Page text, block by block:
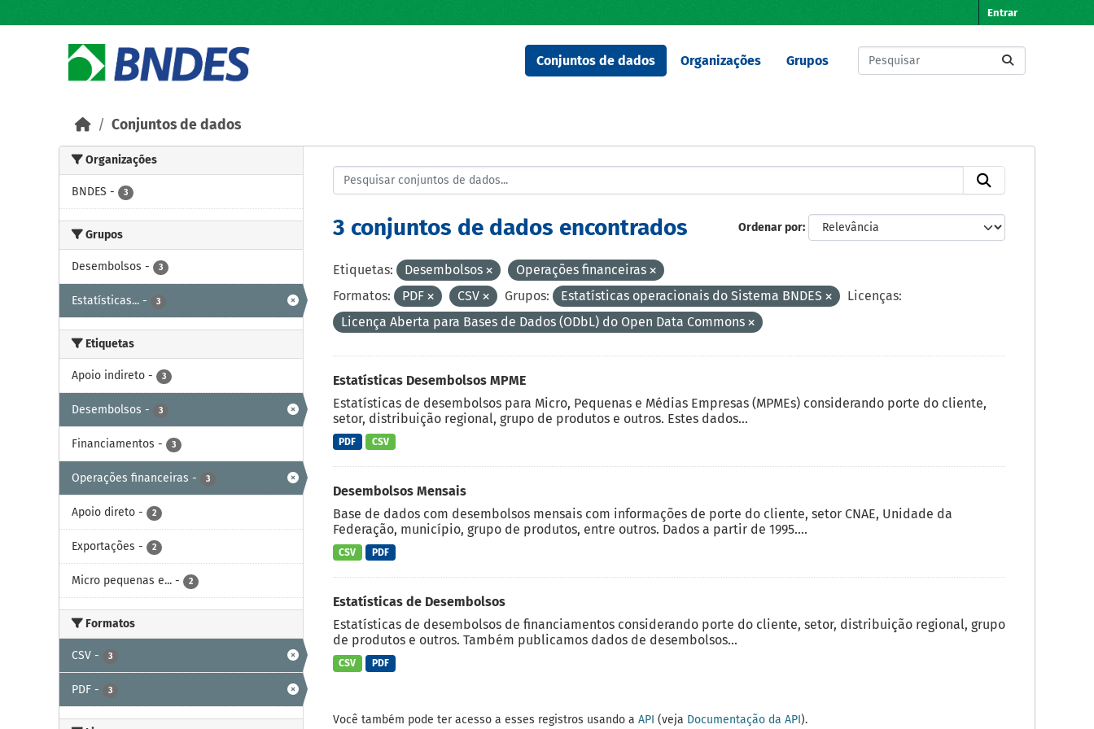
Entrar
Conjuntos de dados Organizações Grupos
Conjuntos de dados
Organizações
BNDES - 3
Grupos
Desembolsos - 3
Estatísticas... - 3
Etiquetas
Apoio indireto - 3
Desembolsos - 3
Financiamentos - 3
Operações financeiras - 3
Apoio direto - 2
Exportações - 2
Micro pequenas e... - 2
Formatos
CSV - 3
PDF - 3
Ordenar por
3 conjuntos de dados encontrados
Etiquetas: Desembolsos
Operações financeiras
Formatos:
PDF CSV Grupos: Estatísticas operacionais do Sistema BNDES
Licenças:
Licença Aberta para Bases de Dados (ODbL) do Open Data Commons
Estatísticas Desembolsos MPME
Estatísticas de desembolsos para Micro, Pequenas e Médias Empresas (MPMEs) considerando porte do cliente,
setor, distribuição regional, grupo de produtos e outros. Estes dados...
PDF CSV
Desembolsos Mensais
Base de dados com desembolsos mensais com informações de porte do cliente, setor CNAE, Unidade da
Federação, município, grupo de produtos, entre outros. Dados a partir de 1995....
CSV PDF
Estatísticas de Desembolsos
Estatísticas de desembolsos de financiamentos considerando porte do cliente, setor, distribuição regional, grupo
de produtos e outros. Também publicamos dados de desembolsos...
CSV PDF
Você também pode ter acesso a esses registros usando a API (veja Documentação da API).